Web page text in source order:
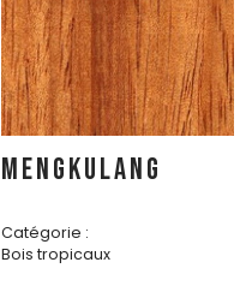
MENGKULANG
Catégorie :
Bois tropicaux